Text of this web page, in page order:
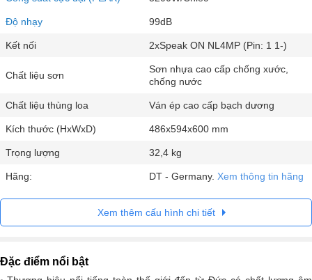
Độ nhạy 99dB
Kết nối 2xSpeak ON NL4MP (Pin: 1 1-)
Chất liệu sơn
Sơn nhựa cao cấp chống xước,
chống nước
Chất liệu thùng loa Ván ép cao cấp bạch dương
Kích thước (HxWxD) 486x594x600 mm
Trọng lượng 32,4 kg
Hãng: DT - Germany. Xem thông tin hãng
Xem thêm cấu hình chi tiết
Đặc điểm nổi bật